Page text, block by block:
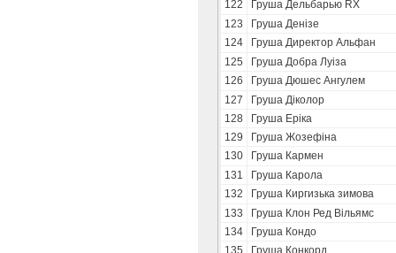
122
Груша Дельбарью RX
123
Груша Денізе
124
Груша Директор Альфан
125
Груша Добра Луіза
126
Груша Дюшес Ангулем
127
Груша Діколор
128
Груша Еріка
129
Груша Жозефіна
130
Груша Кармен
131
Груша Карола
132
Груша Киргизька зимова
133
Груша Клон Ред Вільямс
134
Груша Кондо
135
Груша Конкорд